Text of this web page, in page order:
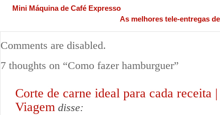
Mini Máquina de Café Expresso
As melhores tele-entregas
Comments are disabled.
7 thoughts on “Como fazer hamburguer”
Corte de carne ideal para cada receita
Viagem disse: